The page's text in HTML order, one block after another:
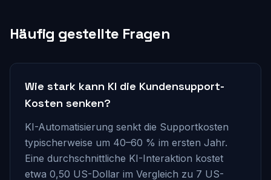
Häufig gestellte Fragen
Wie stark kann KI die Kundensupport-
Kosten senken?
KI-Automatisierung senkt die Supportkosten
typischerweise um 40–60 % im ersten Jahr.
Eine durchschnittliche KI-Interaktion kostet
etwa 0,50 US-Dollar im Vergleich zu 7 US-